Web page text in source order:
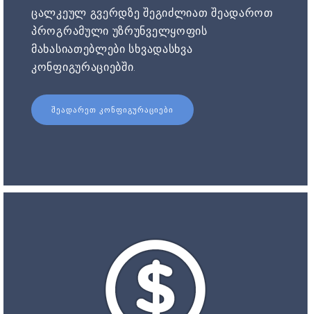
ცალკეულ გვერდზე შეგიძლიათ შეადაროთ
პროგრამული უზრუნველყოფის
მახასიათებლები სხვადასხვა
კონფიგურაციებში.
ᲨᲔᲐᲓᲐᲠᲔᲗ ᲙᲝᲜᲤᲘᲒᲣᲠᲐᲪᲘᲔᲑᲘ